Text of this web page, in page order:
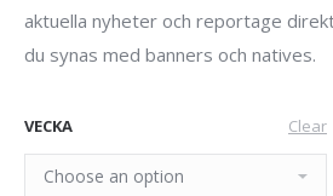
aktuella nyheter och reportage
du synas med banners och natives.
VECKA Clear